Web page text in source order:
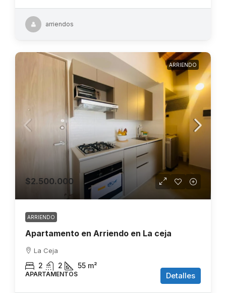
arriendos
ARRIENDO
$2.500.000
ARRIENDO
Apartamento en Arriendo en La ceja
La Ceja
2 2 55 m²
APARTAMENTOS Detalles